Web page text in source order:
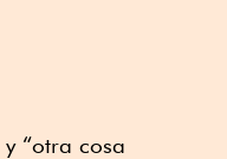
“otra cosa